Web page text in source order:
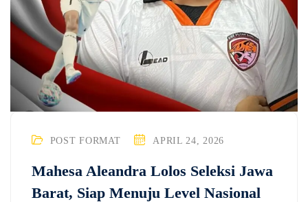
POST FORMAT APRIL 24, 2026
Mahesa Aleandra Lolos Seleksi Jawa
Barat, Siap Menuju Level Nasional